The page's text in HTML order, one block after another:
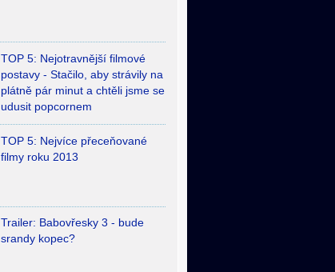
TOP 5: Nejotravnější filmové
postavy - Stačilo, aby strávily na
plátně pár minut a chtěli jsme se
udusit popcornem
TOP 5: Nejvíce přeceňované
filmy roku 2013
Trailer: Babovřesky 3 - bude
srandy kopec?